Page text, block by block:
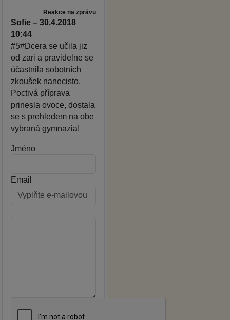
Reakce na zprávu
Sofie – 30.4.2018
10:44
#5#Dcera se učila jiz
od zari a pravidelne se
účastnila sobotních
zkoušek nanecisto.
Poctivá příprava
prinesla ovoce, dostala
se s prehledem na obe
vybraná gymnazia!
Jméno
Email